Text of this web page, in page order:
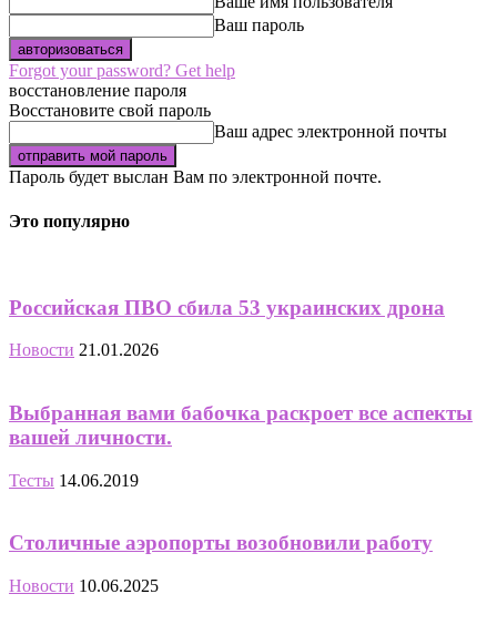
Ваш пароль
Forgot your password? Get help
восстановление пароля
Восстановите свой пароль
Ваш адрес электронной почты
Пароль будет выслан Вам по электронной почте.
Это популярно
Российская ПВО сбила 53 украинских дрона
Новости 21.01.2026
Выбранная вами бабочка раскроет все аспекты
вашей личности.
Тесты 14.06.2019
Столичные аэропорты возобновили работу
Новости 10.06.2025